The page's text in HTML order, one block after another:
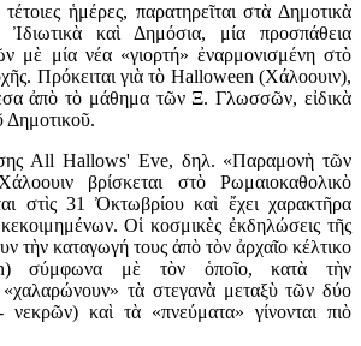
ἡμέρες, παρατηρεῖται στὰ Δημοτικὰ
καὶ Δημόσια, μία προσπάθεια
μὲ μία νέα «γιορτή» ἐναρμονισμένη στὸ
Πρόκειται γιὰ τὸ Halloween (Χάλοουιν),
ἀπὸ τὸ μάθημα τῶν Ξ. Γλωσσῶν, εἰδικὰ
Δημοτικοῦ.
All Hallows' Εve, δηλ. «Παραμονὴ τῶν
βρίσκεται στὸ Ρωμαιοκαθολικὸ
στὶς 31 Ὀκτωβρίου καὶ ἔχει χαρακτῆρα
Οἱ κοσμικὲς ἐκδηλώσεις τῆς
τὴν καταγωγή τους ἀπὸ τὸν ἀρχαῖο κέλτικο
σύμφωνα μὲ τὸν ὁποῖο, κατὰ τὴν
τὰ στεγανὰ μεταξὺ τῶν δύο
καὶ τὰ «πνεύματα» γίνονται πιὸ